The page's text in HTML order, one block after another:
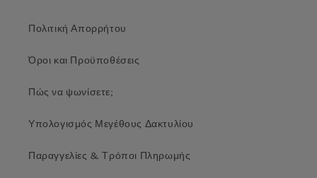
Πολιτική Απορρήτου
Όροι και Προϋποθέσεις
Πώς να ψωνίσετε;
Υπολογισμός Μεγέθους Δακτυλίου
Παραγγελίες & Τρόποι Πληρωμής